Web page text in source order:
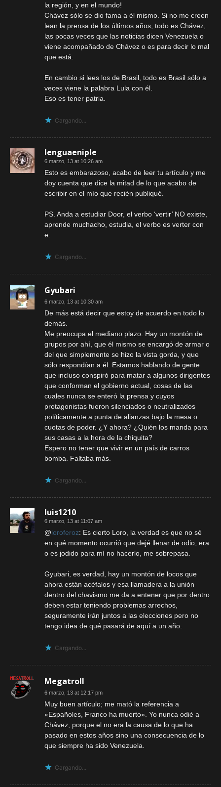
la región, y en el mundo!
Chávez sólo se dio fama a él mismo. Si no me creen
lean la prensa de los últimos años, todo es Chávez,
las pocas veces que las noticias dicen Venezuela o
viene acompañado de Chávez o es para decir lo mal
que está.
En cambio si lees los de Brasil, todo es Brasil sólo a
veces viene la palabra Lula con él.
Eso es tener patria.
Cargando...
lenguaeniple
6 marzo, 13 at 10:26 am
Esto es embarazoso, acabo de leer tu artículo y me
doy cuenta que dice la mitad de lo que acabo de
escribir en el mío que recién publiqué.
PS. Anda a estudiar Door, el verbo ‘vertir’ NO existe,
aprende muchacho, estudia, el verbo es verter con
e.
Cargando...
Gyubari
6 marzo, 13 at 10:30 am
De más está decir que estoy de acuerdo en todo lo
demás.
Me preocupa el mediano plazo. Hay un montón de
grupos por ahí, que él mismo se encargó de armar o
del que simplemente se hizo la vista gorda, y que
sólo respondían a él. Estamos hablando de gente
que incluso conspiró para matar a algunos dirigentes
que conforman el gobierno actual, cosas de las
cuales nunca se enteró la prensa y cuyos
protagonistas fueron silenciados o neutralizados
políticamente a punta de alianzas bajo la mesa o
cuotas de poder. ¿Y ahora? ¿Quién los manda para
sus casas a la hora de la chiquita?
Espero no tener que vivir en un país de carros
bomba. Faltaba más.
Cargando...
luis1210
6 marzo, 13 at 11:07 am
@loroferoz: Es cierto Loro, la verdad es que no sé
en qué momento ocurrió que dejé llenar de odio, era
o es jodido para mí no hacerlo, me sobrepasa.
Gyubari, es verdad, hay un montón de locos que
ahora están acéfalos y esa llamadera a la unión
dentro del chavismo me da a entener que por dentro
deben estar teniendo problemas arrechos,
seguramente irán juntos a las elecciones pero no
tengo idea de qué pasará de aquí a un año.
Cargando...
Megatroll
6 marzo, 13 at 12:17 pm
Muy buen artículo; me mató la referencia a
«Españoles, Franco ha muerto». Yo nunca odié a
Chávez, porque el no era la causa de lo que ha
pasado en estos años sino una consecuencia de lo
que siempre ha sido Venezuela.
Cargando...